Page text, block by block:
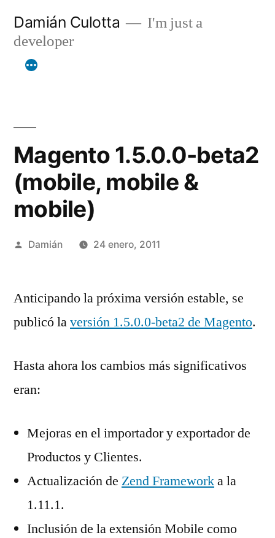
contenido
Damián Culotta
I'm just a
developer
Magento 1.5.0.0-beta2
(mobile, mobile &
mobile)
Publicado
Damián 24 enero, 2011
Anticipando la próxima versión estable, se
publicó laversión 1.5.0.0-beta2 de Magento.
Hasta ahora los cambios más significativos
eran:
Mejoras en el importador y exportador de
Productos y Clientes.
Actualización de Zend Frameworka la
1.11.1.
Inclusión de la extensión Mobile como